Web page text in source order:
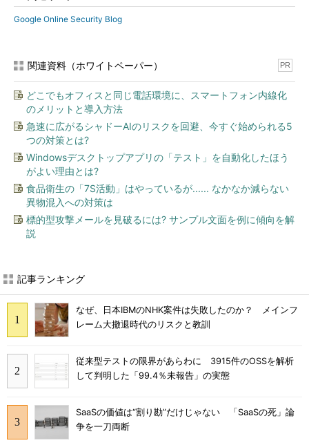
Google Online Security Blog
関連資料（ホワイトペーパー） PR
どこでもオフィスと同じ電話環境に、スマートフォン内線化
のメリットと導入方法
急速に広がるシャドーAIのリスクを回避、今すぐ始められる5
つの対策とは?
Windowsデスクトップアプリの「テスト」を自動化したほう
がよい理由とは?
食品衛生の「7S活動」はやっているが...... なかなか減らない
異物混入への対策は
標的型攻撃メールを見破るには? サンプル文面を例に傾向を解
説
記事ランキング
なぜ、日本IBMのNHK案件は失敗したのか？ メインフ
レーム大撤退時代のリスクと教訓
従来型テストの限界があらわに 3915件のOSSを解析
して判明した「99.4％未報告」の実態
SaaSの価値は“割り勘”だけじゃない 「SaaSの死」論
争を一刀両断